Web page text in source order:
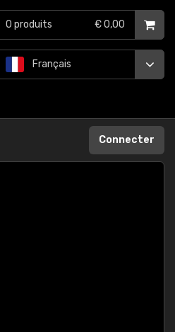
Français
0 produits € 0,00
Connecter